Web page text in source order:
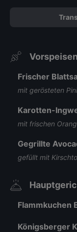
Vorspeisen
Frischer
mit gerösteten
Karotten-
mit frischen
Gegrillte
gefüllt mit
Flammkuchen
Königsberger